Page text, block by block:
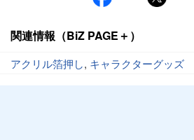
関連情報（BiZ PAGE＋）
アクリル箔押し, キャラクターグッズ